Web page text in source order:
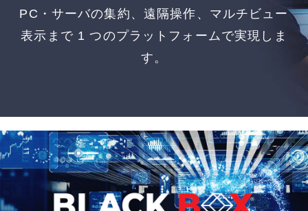
PC・サーバの集約、遠隔操作、マルチビュー
表示まで 1 つのプラットフォームで実現しま
す。